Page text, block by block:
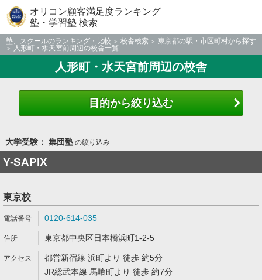
オリコン顧客満足度ランキング
塾・学習塾 検索
塾、スクールのランキング・比較 校舎検索
東京都の駅・市区町村から探す
人形町・水天宮前周辺の校舎一覧
人形町・水天宮前周辺の校舎
目的から絞り込む
大学受験： 集団塾の絞り込み
Y-SAPIX
東京校
0120-614-035
東京都中央区日本橋浜町1-2-5
都営新宿線 浜町より 徒歩 約5分
JR総武本線 馬喰町より 徒歩 約7分